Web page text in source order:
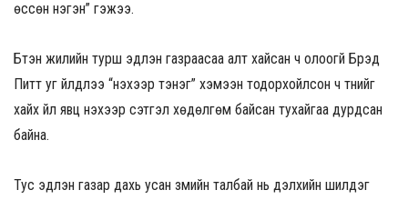
өссөн нэгэн” гэжээ.
Бүтэн жилийн турш эдлэн газраасаа алт хайсан ч олоогүй Брэд
Питт уг үйлдлээ “үнэхээр тэнэг” хэмээн тодорхойлсон ч түүнийг
хайх үйл явц үнэхээр сэтгэл хөдөлгөм байсан тухайгаа дурдсан
байна.
Тус эдлэн газар дахь усан үзмийн талбай нь дэлхийн шилдэг